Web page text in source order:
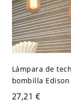
Lámpara de
bombilla Edison
fábrica con 1
metal colgante
27,21 €